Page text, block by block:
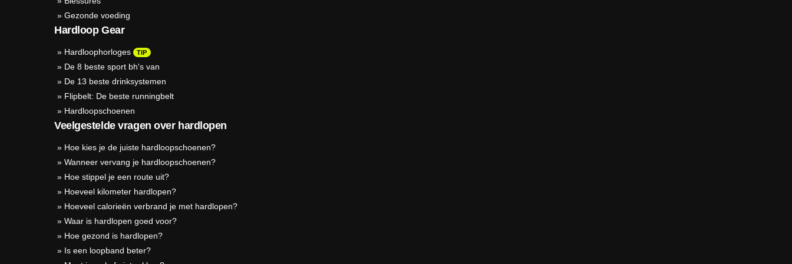
» Gezonde voeding
Hardloop Gear
» Hardloophorloges TIP
» De 8 beste sport bh's van
» De 13 beste drinksystemen
» Flipbelt: De beste runningbelt
» Hardloopschoenen
Veelgestelde vragen over hardlopen
» Hoe kies je de juiste hardloopschoenen?
» Wanneer vervang je hardloopschoenen?
» Hoe stippel je een route uit?
» Hoeveel kilometer hardlopen?
» Hoeveel calorieën verbrand je met hardlopen?
» Waar is hardlopen goed voor?
» Hoe gezond is hardlopen?
» Is een loopband beter?